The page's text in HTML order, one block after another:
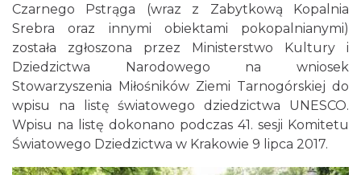
Czarnego Pstrąga (wraz z Zabytkową Kopalnia
Srebra oraz innymi obiektami pokopalnianymi)
została zgłoszona przez Ministerstwo Kultury i
Dziedzictwa Narodowego na wniosek
Stowarzyszenia Miłośników Ziemi Tarnogórskiej do
wpisu na listę światowego dziedzictwa UNESCO.
Wpisu na listę dokonano podczas 41. sesji Komitetu
Światowego Dziedzictwa w Krakowie 9 lipca 2017.